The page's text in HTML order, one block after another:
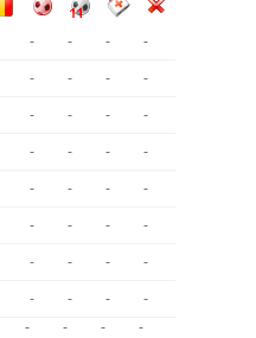
- - - -
- - - -
- - - -
- - - -
- - - -
- - - -
- - - -
- - -
-
- - - -